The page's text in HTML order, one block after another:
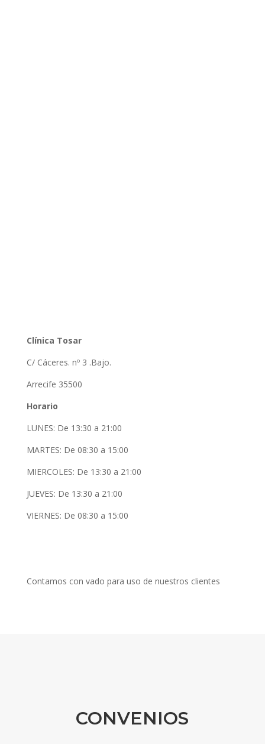
Clínica Tosar
C/ Cáceres. nº 3 .Bajo.
Arrecife 35500
Horario
LUNES: De 13:30 a 21:00
MARTES: De 08:30 a 15:00
MIERCOLES: De 13:30 a 21:00
JUEVES: De 13:30 a 21:00
VIERNES: De 08:30 a 15:00
Contamos con vado para uso de nuestros clientes
CONVENIOS